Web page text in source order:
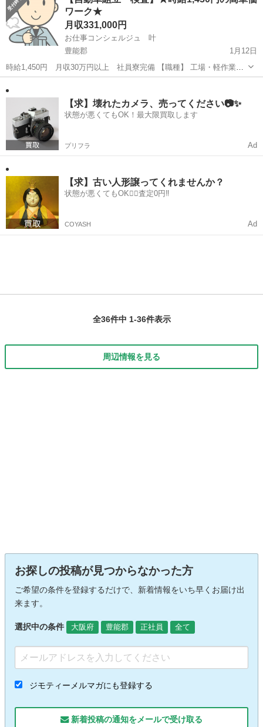
振替...
ワーク★
月収331,000円
お仕事コンシェルジュ 叶
豊能郡
1月12日
時給1,450円 月収30万円以上 社員寮完備 【職種】 工場・軽作業
【雇用形態】 派遣社員・契約社員 【仕事内容】 自動車の組立・検査
初めは簡単な作業をお任せ致します。 徐々に出来る事を増や...
【求】壊れたカメラ、売ってください📷✨
状態が悪くてもOK！最大限買取します
プリフラ Ad
【求】古い人形譲ってくれませんか？
状態が悪くてもOK🙆‍♀️査定0円‼️
COYASH Ad
全36件中 1-36件表示
周辺情報を見る
お探しの投稿が見つからなかった方
ご希望の条件を登録するだけで、新着情報をいち早くお届け出
来ます。
選択中の条件 大阪府 豊能郡 正社員 全て
ジモティーメルマガにも登録する
新着投稿の通知をメールで受け取る